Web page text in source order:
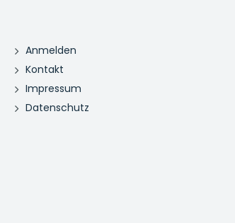
Anmelden
Kontakt
Impressum
Datenschutz